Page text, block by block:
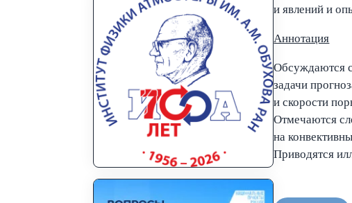
и явлений и
Аннотация
Обсуждаются
задачи
и скорости
Отмечаются
на
Приводятся